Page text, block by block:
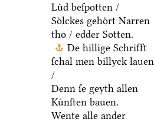
Luͤd beſpotten /
Soͤlckes gehoͤrt Narren
tho / edder Sotten.
De hillige Schrifft
ſchal men billyck lauen
/
Denn ſe geyth allen
Kuͤnſten bauen.
Wente alle ander